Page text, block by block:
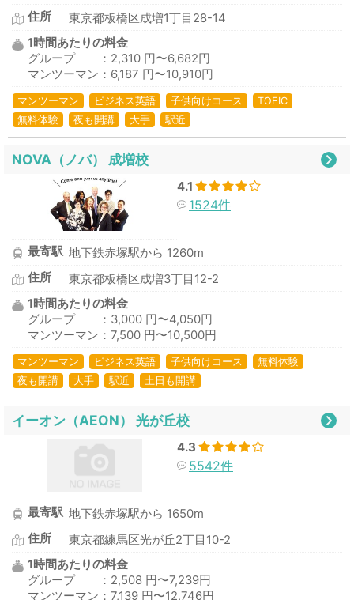
住所
東京都板橋区成増1丁目28-14
1時間あたりの料金
グループ ：2,310 円〜6,682円
マンツーマン：6,187 円〜10,910円
マンツーマン ビジネス英語 子供向けコース
TOEIC
無料体験
夜も開講 大手 駅近
NOVA（ノバ） 成増校
4.1
1524件
最寄駅 地下鉄赤塚駅から 1260m
住所
東京都板橋区成増3丁目12-2
1時間あたりの料金
グループ ：3,000 円〜4,050円
マンツーマン：7,500 円〜10,500円
マンツーマン ビジネス英語 子供向けコース
無料体験
夜も開講
大手 駅近 土日も開講
イーオン（AEON） 光が丘校
4.3
5542件
最寄駅 地下鉄赤塚駅から 1650m
住所
東京都練馬区光が丘2丁目10-2
1時間あたりの料金
グループ ：2,508 円〜7,239円
マンツーマン：7,139 円〜12,746円